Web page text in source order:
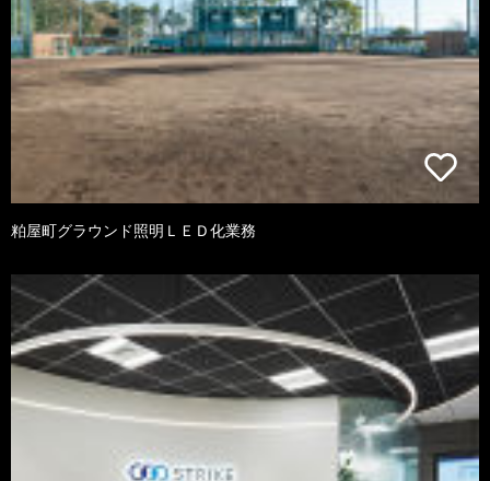
粕屋町グラウンド照明ＬＥＤ化業務